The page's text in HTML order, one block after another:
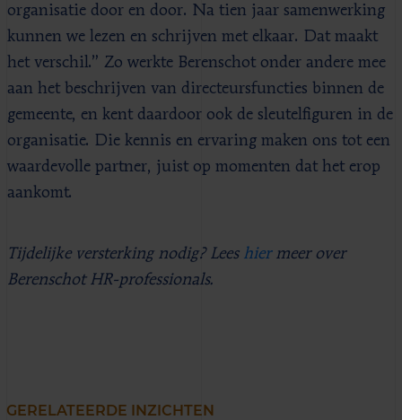
organisatie door en door. Na tien jaar samenwerking
kunnen we lezen en schrijven met elkaar. Dat maakt
het verschil.” Zo werkte Berenschot onder andere mee
aan het beschrijven van directeursfuncties binnen de
gemeente, en kent daardoor ook de sleutelfiguren in de
organisatie. Die kennis en ervaring maken ons tot een
waardevolle partner, juist op momenten dat het erop
aankomt.
Tijdelijke versterking nodig? Lees hiermeer over
Berenschot HR-professionals.
GERELATEERDE INZICHTEN